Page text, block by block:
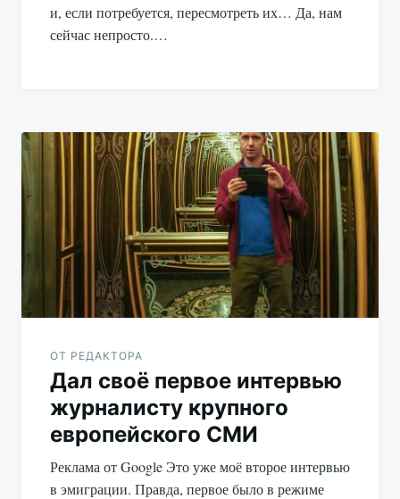
и, если потребуется, пересмотреть их… Да, нам
сейчас непросто.…
ОТ РЕДАКТОРА
Дал своё первое интервью
журналисту крупного
европейского СМИ
Реклама от Google Это уже моё второе интервью
в эмиграции. Правда, первое было в режиме